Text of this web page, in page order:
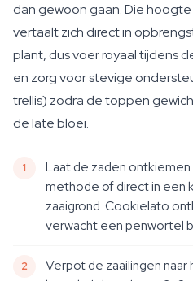
dan gewoon gaan. Die
vertaalt zich direct in
plant, dus voer royaal tijdens
en zorg voor stevige
trellis) zodra de toppen
de late bloei.
Laat de zaden
methode of direct in een
zaaigrond. Cookielato
verwacht een penwortel
Verpot de zaailingen